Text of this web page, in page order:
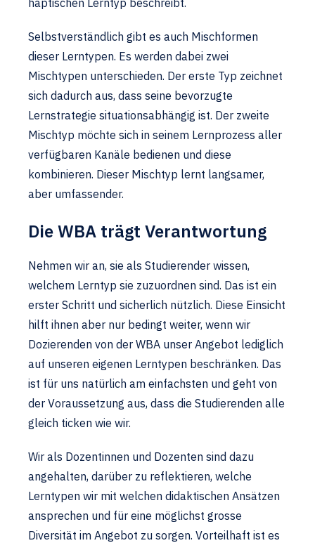
haptischen Lerntyp beschreibt.
Selbstverständlich gibt es auch Mischformen
dieser Lerntypen. Es werden dabei zwei
Mischtypen unterschieden. Der erste Typ zeichnet
sich dadurch aus, dass seine bevorzugte
Lernstrategie situationsabhängig ist. Der zweite
Mischtyp möchte sich in seinem Lernprozess aller
verfügbaren Kanäle bedienen und diese
kombinieren. Dieser Mischtyp lernt langsamer,
aber umfassender.
Die WBA trägt Verantwortung
Nehmen wir an, sie als Studierender wissen,
welchem Lerntyp sie zuzuordnen sind. Das ist ein
erster Schritt und sicherlich nützlich. Diese Einsicht
hilft ihnen aber nur bedingt weiter, wenn wir
Dozierenden von der WBA unser Angebot lediglich
auf unseren eigenen Lerntypen beschränken. Das
ist für uns natürlich am einfachsten und geht von
der Voraussetzung aus, dass die Studierenden alle
gleich ticken wie wir.
Wir als Dozentinnen und Dozenten sind dazu
angehalten, darüber zu reflektieren, welche
Lerntypen wir mit welchen didaktischen Ansätzen
ansprechen und für eine möglichst grosse
Diversität im Angebot zu sorgen. Vorteilhaft ist es